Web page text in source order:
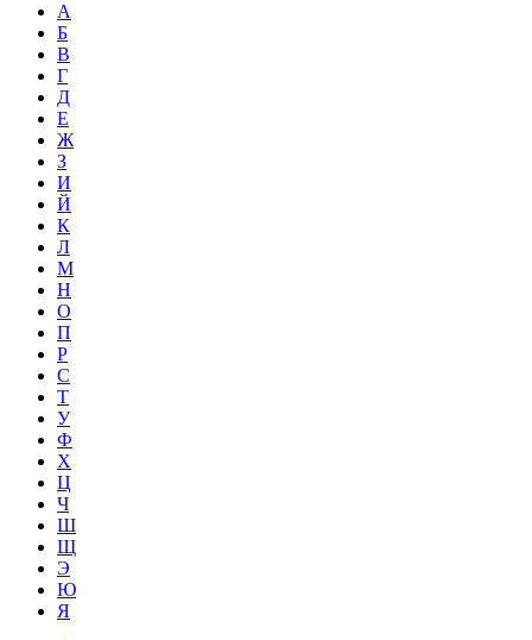
А
Б
В
Г
Д
Е
Ж
З
И
Й
К
Л
М
Н
О
П
Р
С
Т
У
Ф
Х
Ц
Ч
Ш
Щ
Э
Ю
Я